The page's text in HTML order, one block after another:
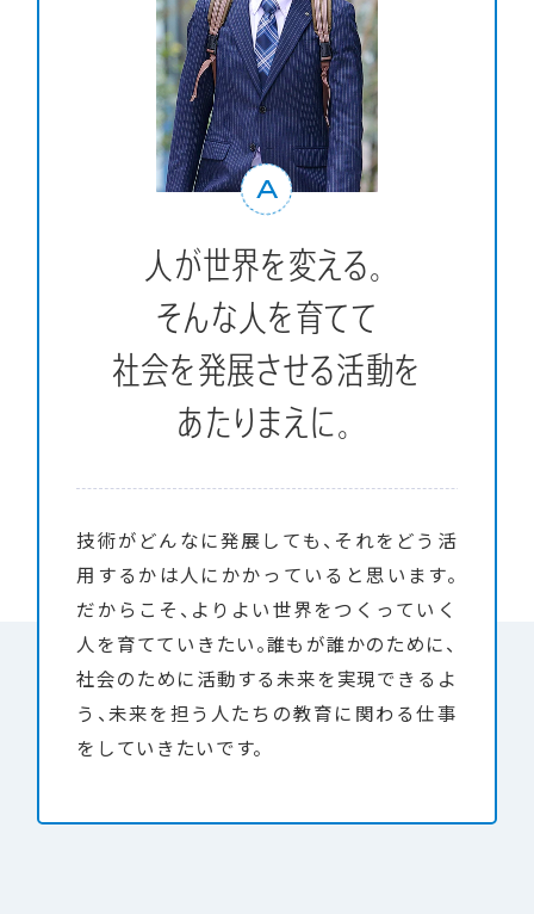
A
人が世界を変える。
そんな人を育てて
社会を発展させる活動を
あたりまえに。
技術がどんなに発展しても、それをどう活
用するかは人にかかっていると思います。
だからこそ、よりよい世界をつくっていく
人を育てていきたい。誰もが誰かのために、
社会のために活動する未来を実現できるよ
う、未来を担う人たちの教育に関わる仕事
をしていきたいです。